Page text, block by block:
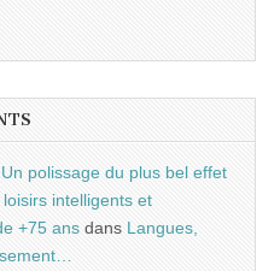
Un polissage du plus bel effet
intelligents et
+75 ans dans Langues,